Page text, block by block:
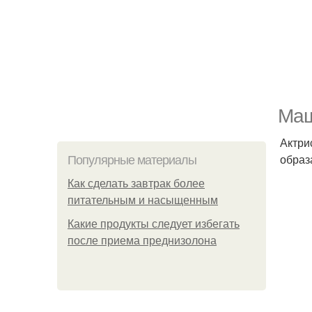
Популярные материалы
Как сделать завтрак более
питательным и насыщенным
Какие продукты следует избегать
после приема преднизолона